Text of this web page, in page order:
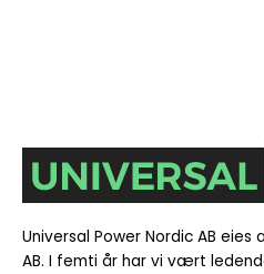
Universal Power Nordic AB
AB. I femti år har vi vært